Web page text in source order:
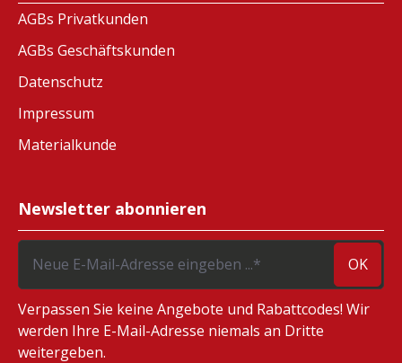
AGBs Privatkunden
AGBs Geschäftskunden
Datenschutz
Impressum
Materialkunde
Newsletter abonnieren
OK
Verpassen Sie keine Angebote und Rabattcodes! Wir
werden Ihre E-Mail-Adresse niemals an Dritte
weitergeben.